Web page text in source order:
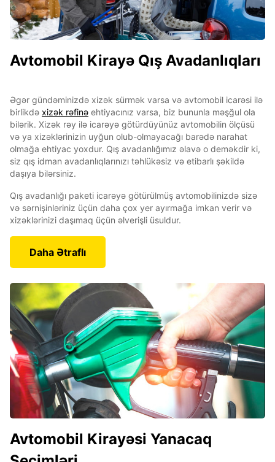
Avtomobil Kirayə Qış Avadanlıqları
Əgər gündəminizdə xizək sürmək varsa və avtomobil icarəsi ilə
birlikdə xizək rəfinə ehtiyacınız varsa, biz bununla məşğul ola
bilərik. Xizək rəy ilə icarəyə götürdüyünüz avtomobilin ölçüsü
və ya xizəklərinizin uyğun olub-olmayacağı barədə narahat
olmağa ehtiyac yoxdur. Qış avadanlığımız əlavə o deməkdir ki,
siz qış idman avadanlıqlarınızı təhlükəsiz və etibarlı şəkildə
daşıya bilərsiniz.
Qış avadanlığı paketi icarəyə götürülmüş avtomobilinizdə sizə
və sərnişinləriniz üçün daha çox yer ayırmağa imkan verir və
xizəklərinizi daşımaq üçün əlverişli üsuldur.
Daha Ətraflı
Avtomobil Kirayəsi Yanacaq